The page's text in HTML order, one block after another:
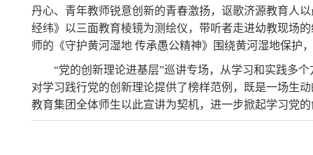
丹心、青年教师锐意创新的青春激扬，讴歌济源教育人
经纬》以三面教育棱镜为测绘仪，带听者走进幼教现场
师的《守护黄河湿地 传承愚公精神》围绕黄河湿地保护
“党的创新理论进基层”巡讲专场，从学习和实践多
对学习践行党的创新理论提供了榜样范例，既是一场生
教育集团全体师生以此宣讲为契机，进一步掀起学习党